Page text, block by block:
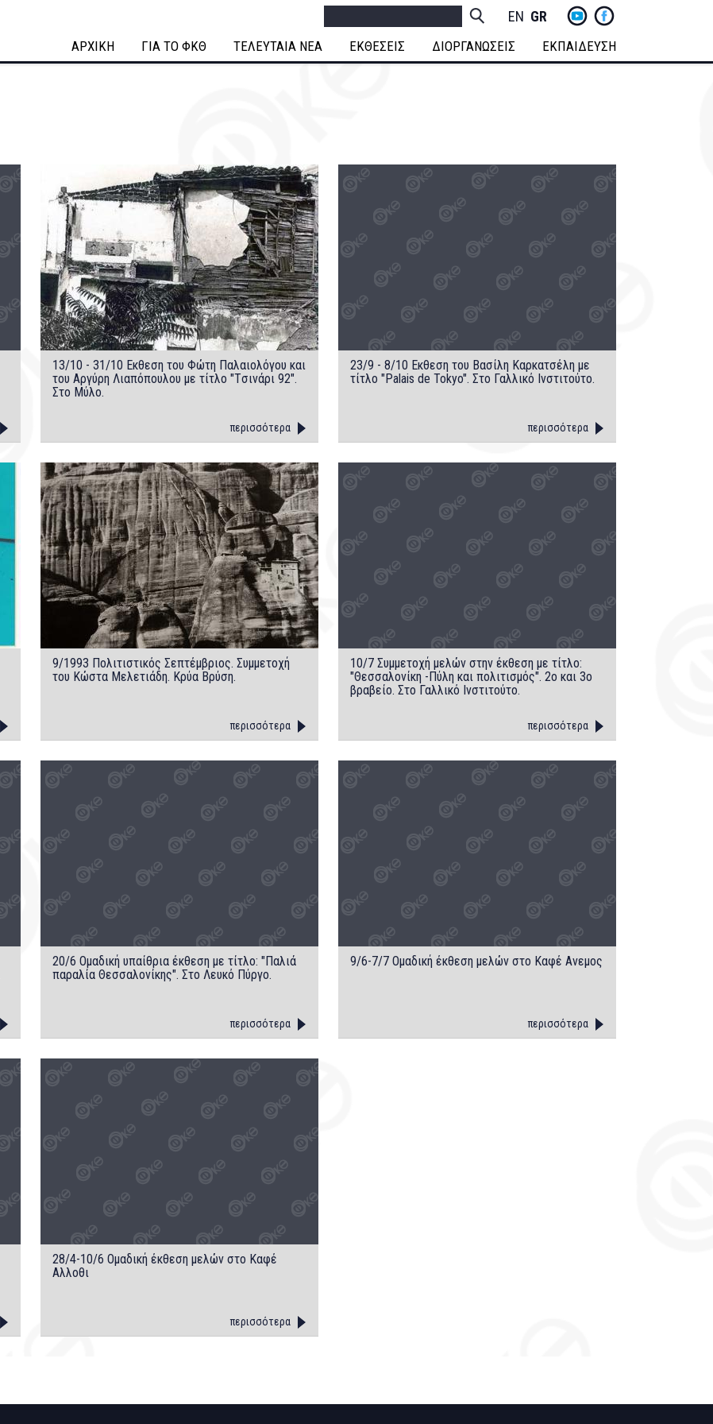
Socials
Menu
ENGLISHGREEK
ΑΡΧΙΚΗ ΓΙΑ ΤΟ ΦΚΘ ΤΕΛΕΥΤΑΙΑ ΝΕΑ ΕΚΘΕΣΕΙΣ ΔΙΟΡΓΑΝΩΣΕΙΣ ΕΚΠΑΙΔΕΥΣΗ
13/10 - 31/10 Eκθεση του Φώτη Παλαιολόγου και
του Aργύρη Λιαπόπουλου με τίτλο "Tσινάρι 92".
Στο Mύλο.
περισσότερα
23/9 - 8/10 Eκθεση του Bασίλη Kαρκατσέλη με
τίτλο "Palais de Tokyo". Στο Γαλλικό Iνστιτούτο.
περισσότερα
9/1993 Πολιτιστικός Σεπτέμβριος. Συμμετοχή
του Kώστα Mελετιάδη. Kρύα Bρύση.
περισσότερα
10/7 Συμμετοχή μελών στην έκθεση με τίτλο:
"Θεσσαλονίκη -Πύλη και πολιτισμός". 2ο και 3ο
βραβείο. Στο Γαλλικό Iνστιτούτο.
περισσότερα
20/6 Oμαδική υπαίθρια έκθεση με τίτλο: "Παλιά
παραλία Θεσσαλονίκης". Στο Λευκό Πύργο.
περισσότερα
9/6-7/7 Oμαδική έκθεση μελών στο Kαφέ Aνεμος
περισσότερα
28/4-10/6 Oμαδική έκθεση μελών στο Kαφέ
Aλλοθι
περισσότερα